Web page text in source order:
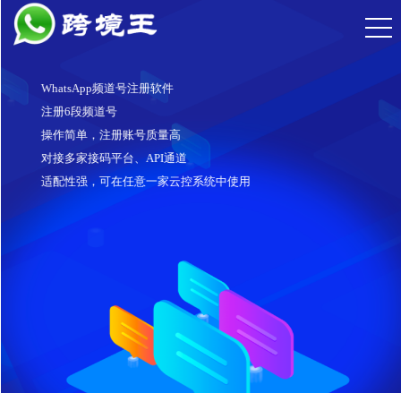
WhatsApp频道号注册软件
注册6段频道号
操作简单，注册账号质量高
对接多家接码平台、API通道
适配性强，可在任意一家云控系统中使用